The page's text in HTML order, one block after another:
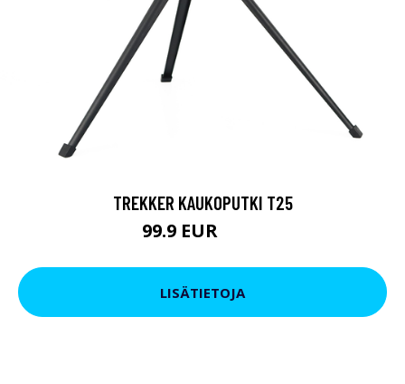
TREKKER KAUKOPUTKI T25
99.9 EUR
LISÄTIETOJA